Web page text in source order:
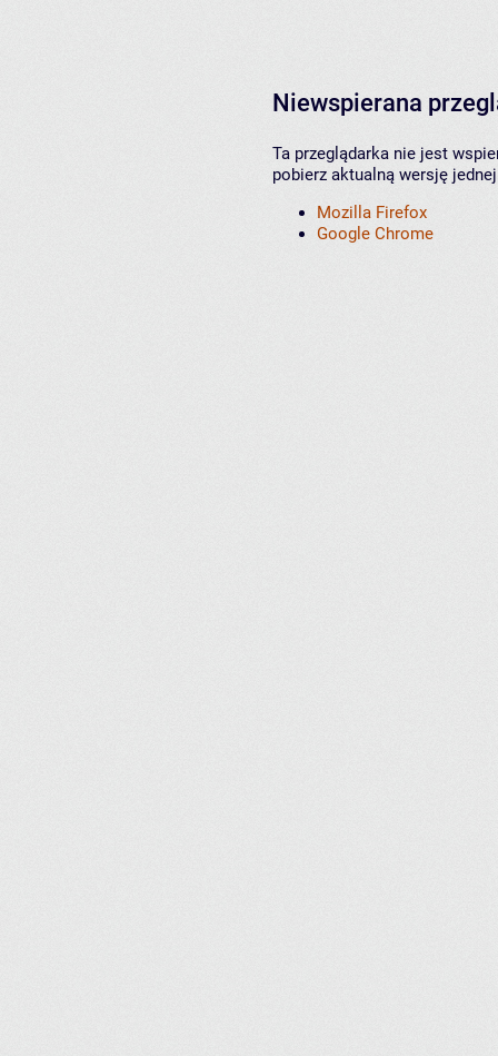
Niewspierana
Ta przeglądarka nie jest
pobierz aktualną wersję
Mozilla Firefox
Google Chrome